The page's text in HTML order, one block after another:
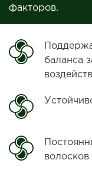
факторов.
баланса
волосков